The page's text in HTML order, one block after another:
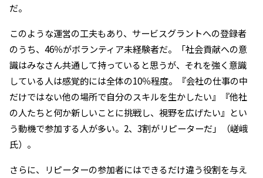
だ。
このような運営の工夫もあり、サービスグラントへの登録者
のうち、46％がボランティア未経験者だ。「社会貢献への意
識はみなさん共通して持っていると思うが、それを強く意識
している人は感覚的には全体の10％程度。『会社の仕事の中
だけではない他の場所で自分のスキルを生かしたい』『他社
の人たちと何か新しいことに挑戦し、視野を広げたい』とい
う動機で参加する人が多い。2、3割がリピーターだ」（嵯峨
氏）。
さらに、リピーターの参加者にはできるだけ違う役割を与え